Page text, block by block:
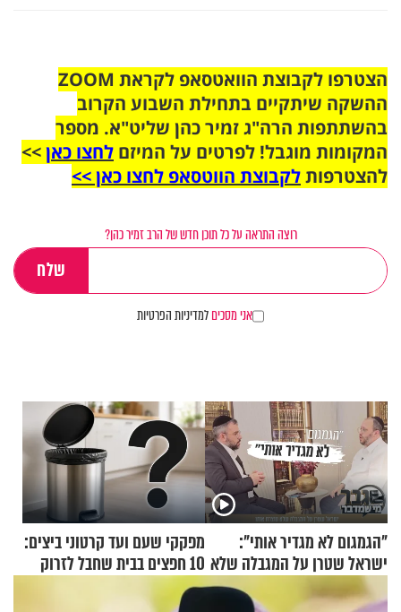
הצטרפו לקבוצת הוואטסאפ לקראת ZOOM
ההשקה שיתקיים בתחילת השבוע הקרוב
בהשתתפות הרה"ג זמיר כהן שליט"א. מספר
המקומות מוגבל! לפרטים על המיזם לחצו כאן>>
להצטרפותלקבוצת הווטסאפ לחצו כאן >>
רוצה התראה על כל תוכן חדש של הרב זמיר כהן?
אני מסכיםלמדיניות הפרטיות
"הגמגום לא מגדיר אותי":
ישראל שטרן על המגבלה שלא
עוצרת אותו
מפקקי שעם ועד קרטוני ביצים:
10 חפצים בבית שחבל לזרוק
לפח